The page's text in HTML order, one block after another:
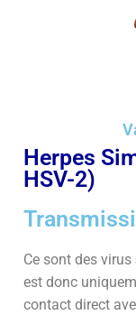
Herpes
HSV-2)
Ce sont des virus
est donc
contact direct